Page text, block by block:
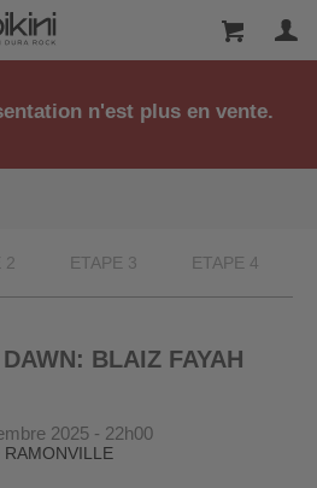
n'est plus en vente.
2 ETAPE 3 ETAPE 4
BLAIZ FAYAH
2025 - 22h00
RAMONVILLE